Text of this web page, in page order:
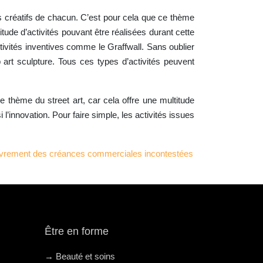
de chacun. C’est pour cela que ce thème
d’activités pouvant être réalisées durant cette
inventives comme le Graffwall. Sans oublier
sculpture. Tous ces types d’activités peuvent
thème du street art, car cela offre une multitude
Pour faire simple, les activités issues
des créances commerciales incontestées
Être en forme
→ Beauté et soins